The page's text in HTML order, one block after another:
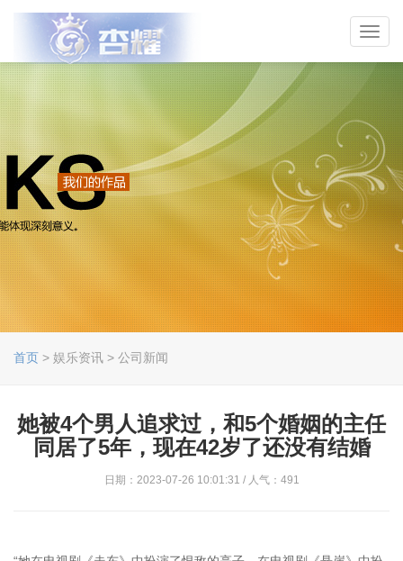
首页 > 娱乐资讯 > 公司新闻
她被4个男人追求过，和5个婚姻的主任
同居了5年，现在42岁了还没有结婚
日期：2023-07-26 10:01:31 / 人气：491